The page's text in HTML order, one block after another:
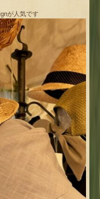
が人気です